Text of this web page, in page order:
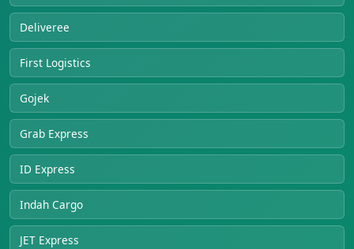
Deliveree
First Logistics
Gojek
Grab Express
ID Express
Indah Cargo
JET Express